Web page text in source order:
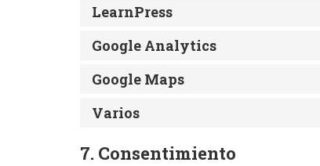
LearnPress
Google Analytics
Google Maps
Varios
7. Consentimiento